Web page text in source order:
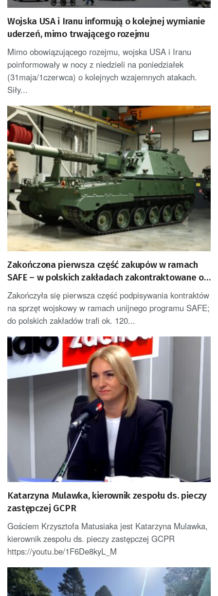
Wojska USA i Iranu informują o kolejnej wymianie
uderzeń, mimo trwającego rozejmu
Mimo obowiązującego rozejmu, wojska USA i Iranu
poinformowały w nocy z niedzieli na poniedziałek
(31maja/1czerwca) o kolejnych wzajemnych atakach.
Siły...
Zakończona pierwsza część zakupów w ramach
SAFE – w polskich zakładach zakontraktowane ok.
120 mld zł
Zakończyła się pierwsza część podpisywania kontraktów
na sprzęt wojskowy w ramach unijnego programu SAFE;
do polskich zakładów trafi ok. 120...
Katarzyna Mulawka, kierownik zespołu ds. pieczy
zastępczej GCPR
Gościem Krzysztofa Matusiaka jest Katarzyna Mulawka,
kierownik zespołu ds. pieczy zastępczej GCPR
https://youtu.be/1F6De8kyL_M